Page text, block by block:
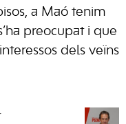
a Maó tenim
preocupat i que
dels veïns